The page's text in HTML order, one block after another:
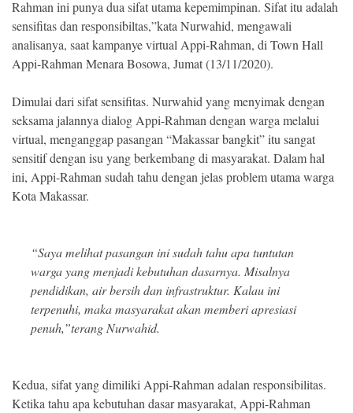
Rahman ini punya dua sifat utama kepemimpinan. Sifat itu adalah
sensifitas dan responsibiltas,”kata Nurwahid, mengawali
analisanya, saat kampanye virtual Appi-Rahman, di Town Hall
Appi-Rahman Menara Bosowa, Jumat (13/11/2020).
Dimulai dari sifat sensifitas. Nurwahid yang menyimak dengan
seksama jalannya dialog Appi-Rahman dengan warga melalui
virtual, menganggap pasangan “Makassar bangkit” itu sangat
sensitif dengan isu yang berkembang di masyarakat. Dalam hal
ini, Appi-Rahman sudah tahu dengan jelas problem utama warga
Kota Makassar.
“Saya melihat pasangan ini sudah tahu apa tuntutan
warga yang menjadi kebutuhan dasarnya. Misalnya
pendidikan, air bersih dan infrastruktur. Kalau ini
terpenuhi, maka masyarakat akan memberi apresiasi
penuh,”terang Nurwahid.
Kedua, sifat yang dimiliki Appi-Rahman adalan responsibilitas.
Ketika tahu apa kebutuhan dasar masyarakat, Appi-Rahman